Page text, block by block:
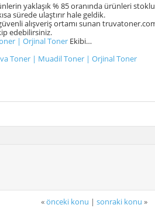
yaklaşık % 85 oranında ürünleri
sürede ulaştırır hale geldik.
alışveriş ortamı sunan
edebilirsiniz.
| Orjinal Toner Ekibi…
Toner | Muadil Toner | Orjinal Toner
«önceki konu | sonraki konu »